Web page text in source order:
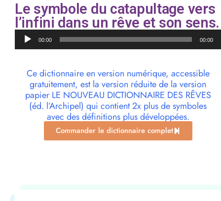
Le symbole du catapultage vers
l’infini dans un rêve et son sens.
Lecteur
audio00:00 00:00
Ce dictionnaire en version numérique, accessible
gratuitement, est la version réduite de la version
papier LE NOUVEAU DICTIONNAIRE DES RÊVES
(éd. l’Archipel) qui contient 2x plus de symboles
avec des définitions plus développées.
Commander le dictionnaire complet